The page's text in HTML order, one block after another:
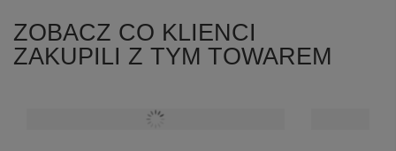
ZOBACZ CO KLIENCI
ZAKUPILI Z TYM TOWAREM